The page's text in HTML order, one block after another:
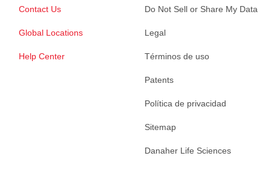
Contact Us
Global Locations
Help Center
Do Not Sell or Share My Data
Legal
Términos de uso
Patents
Política de privacidad
Sitemap
Danaher Life Sciences